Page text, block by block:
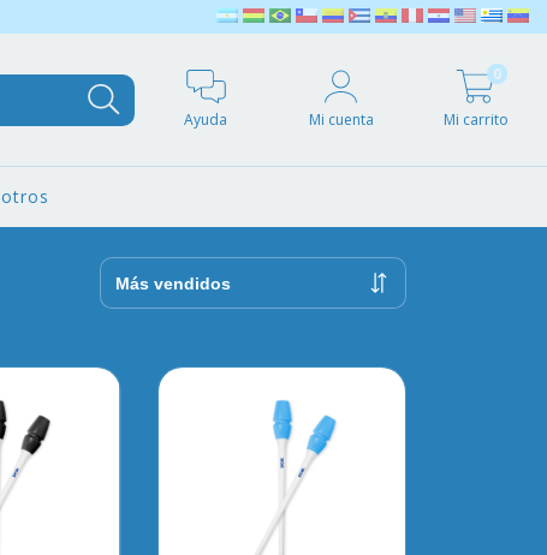
Ayuda Mi cuenta Mi carrito
0